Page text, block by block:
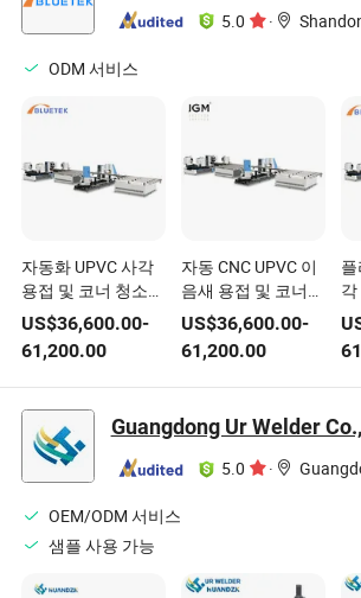
5.0 ·
ODM 서비스
자동화 UPVC 사각
용접 및 코너 청소
라인 PVC 창문 문
장비
US$36,600.00-
61,200.00
자동 CNC UPVC 이
음새 용접 및 코너
청소 라인 PVC 창문
문 장비
US$36,600.00-
61,200.00
Guangdong Ur Welder
5.0 ·
OEM/ODM 서비스
샘플 사용 가능